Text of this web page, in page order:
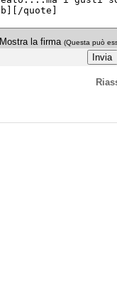
Mostra la firma (Questa può